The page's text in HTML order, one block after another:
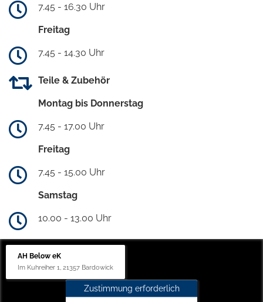
7.45 - 16.30 Uhr
Freitag
7.45 - 14.30 Uhr
Teile & Zubehör
Montag bis Donnerstag
7.45 - 17.00 Uhr
Freitag
7.45 - 15.00 Uhr
Samstag
10.00 - 13.00 Uhr
AH Below eK
Im Kuhreiher 1, 21357 Bardowick
Zustimmung erforderlich